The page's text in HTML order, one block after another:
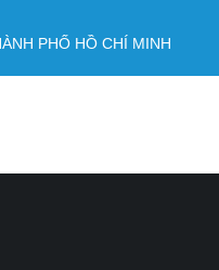
PHỐ HỒ CHÍ MINH